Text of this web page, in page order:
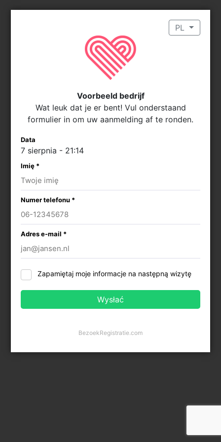
PL
Voorbeeld bedrijf
Wat leuk dat je er bent! Vul onderstaand
formulier in om uw aanmelding af te ronden.
Data
7 sierpnia - 21:14
Imię *
Numer telefonu *
Adres e-mail *
Zapamiętaj moje informacje na następną wizytę
BezoekRegistratie.com